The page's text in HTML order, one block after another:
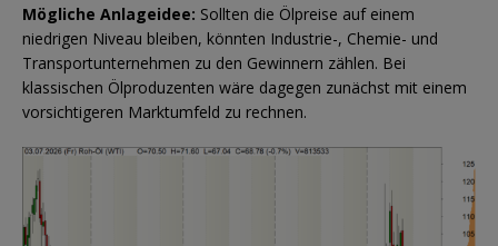
Mögliche Anlageidee: Sollten die Ölpreise auf einem
niedrigen Niveau bleiben, könnten Industrie-, Chemie- und
Transportunternehmen zu den Gewinnern zählen. Bei
klassischen Ölproduzenten wäre dagegen zunächst mit einem
vorsichtigeren Marktumfeld zu rechnen.